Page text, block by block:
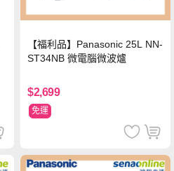
【福利品】Panasonic 25L NN-
ST34NB 微電腦微波爐
$2,699
免運